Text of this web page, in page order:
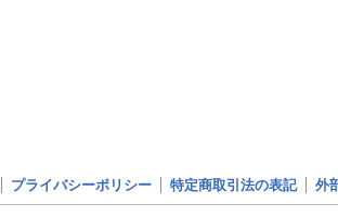
プライバシーポリシー 特定商取引法の表記 外